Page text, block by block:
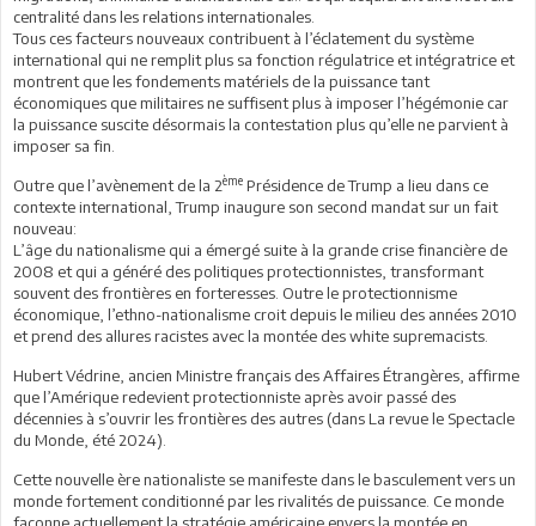
centralité dans les relations internationales.
Tous ces facteurs nouveaux contribuent à l’éclatement du système
international qui ne remplit plus sa fonction régulatrice et intégratrice et
montrent que les fondements matériels de la puissance tant
économiques que militaires ne suffisent plus à imposer l’hégémonie car
la puissance suscite désormais la contestation plus qu’elle ne parvient à
imposer sa fin.
Outre que l’avènement de la 2ème Présidence de Trump a lieu dans ce
contexte international, Trump inaugure son second mandat sur un fait
nouveau:
L’âge du nationalisme qui a émergé suite à la grande crise financière de
2008 et qui a généré des politiques protectionnistes, transformant
souvent des frontières en forteresses. Outre le protectionnisme
économique, l’ethno-nationalisme croit depuis le milieu des années 2010
et prend des allures racistes avec la montée des white supremacists.
Hubert Védrine, ancien Ministre français des Affaires Étrangères, affirme
que l’Amérique redevient protectionniste après avoir passé des
décennies à s’ouvrir les frontières des autres (dans La revue le Spectacle
du Monde, été 2024).
Cette nouvelle ère nationaliste se manifeste dans le basculement vers un
monde fortement conditionné par les rivalités de puissance. Ce monde